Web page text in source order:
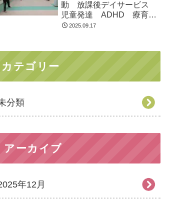
動 放課後デイサービス
児童発達 ADHD 療育
発達障がい
2025.09.17
カテゴリー
分類
アーカイブ
年12月